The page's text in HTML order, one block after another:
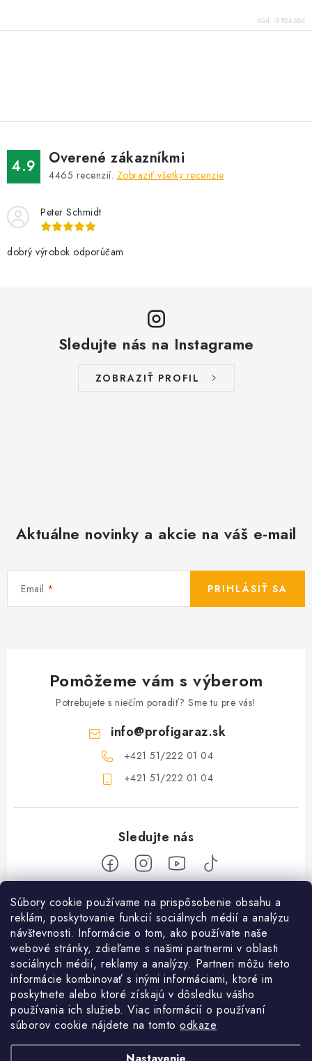
Súbory cookie používame na prispôsobenie obsahu a
reklám, poskytovanie funkcií sociálnych médií a analýzu
návštevnosti. Informácie o tom, ako používate naše
webové stránky, zdieľame s našimi partnermi v oblasti
sociálnych médií, reklamy a analýzy. Partneri môžu tieto
informácie kombinovať s inými informáciami, ktoré im
poskytnete alebo ktoré získajú v dôsledku vášho
používania ich služieb. Viac informácií o používaní
súborov cookie nájdete na tomto odkaze
Kód: GT04-604
á
d
a
c
e
r
4.9 Overené zákazníkmi
4465 recenzií. Zobraziť všetky recenzie
Peter Schmidt
dobrý výrobok odporúčam
Sledujte nás na Instagrame
ZOBRAZIŤ PROFIL
Aktuálne novinky a akcie na váš e-mail
Email PRIHLÁSIŤ SA
Pomôžeme vám s výberom
Potrebujete s niečím poradiť? Sme tu pre vás!
info@profigaraz.sk
+421 51/222 01 04
+421 51/222 01 04
Nakupovanie
Ako nakupovať
Obchodné podmienky
Doprava a platba
Ochrana osobných údajov
Objednávky
Použitie Darčekovej poukážky
REKLAMÁCIA / VRÁTENIE TOVARU
O nás
SHOWROOM Prešov
Služby